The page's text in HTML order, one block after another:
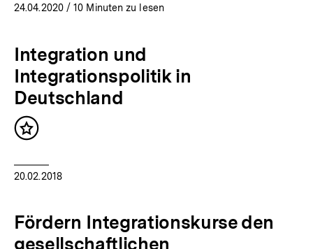
24.04.2020/ 10 Minuten zu lesen
Integration und
Integrationspolitik in
Deutschland
Inhalt
20.02.2018
Fördern Integrationskurse den
gesellschaftlichen